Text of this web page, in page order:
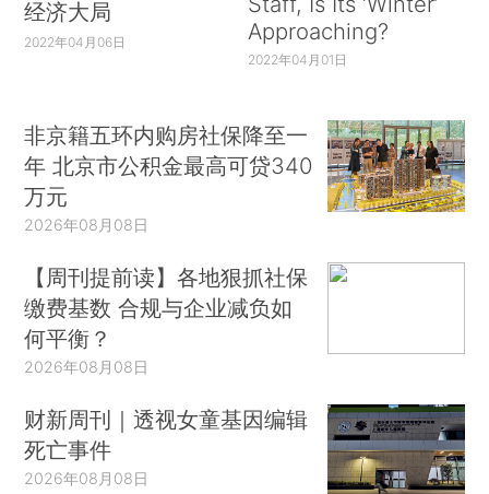
经济大局
2022年04月06日
Approaching?
2022年04月01日
非京籍五环内购房社保降至一
年 北京市公积金最高可贷340
万元
2026年08月08日
【周刊提前读】各地狠抓社保
缴费基数 合规与企业减负如
何平衡？
2026年08月08日
财新周刊｜透视女童基因编辑
死亡事件
2026年08月08日